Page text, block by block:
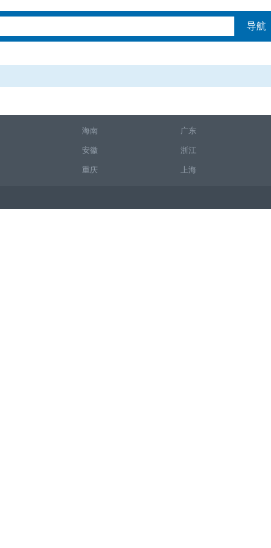
导航
海南 广东
安徽 浙江
重庆 上海